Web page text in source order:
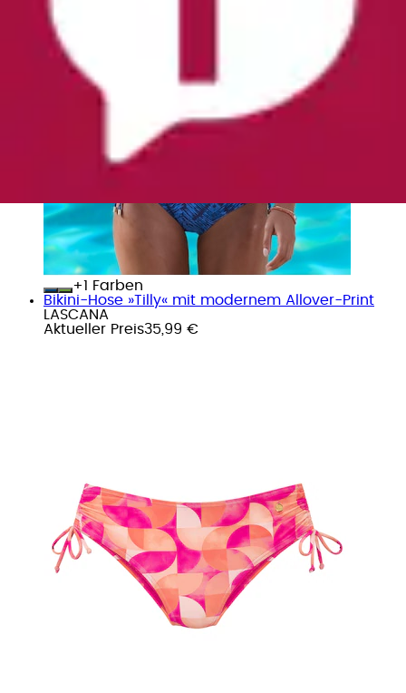
+
Farben
Bikini-Hose »Tilly« mit modernem Allover-Print
LASCANA
Aktueller Preis35,99 €